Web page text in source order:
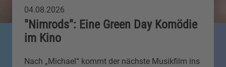
04.08.2026
"Nimrods": Eine Green Day Komödie
im Kino
Nach „Michael“ kommt der nächste Musikfilm ins